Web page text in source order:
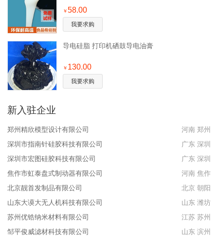
￥58.00
我要求购
导电硅脂 打印机硒鼓导电油膏
￥ 130.00
我要求购
新入驻企业
郑州精欣模型设计有限公司
河南 郑州
深圳市指南针硅胶科技有限公司
广东 深圳
深圳市宏图硅胶科技有限公司
广东 深圳
焦作市虹泰盘式制动器有限公司
河南 焦作
北京靓首发制品有限公司
北京 朝阳
山东大谟大无人机科技有限公司
山东 潍坊
苏州优锆纳米材料有限公司
江苏 苏州
邹平俊威滤材科技有限公司
山东 滨州